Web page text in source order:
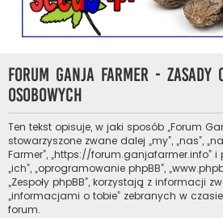
Forum Ganja Farmer -
osobowych
Ten tekst opisuje, w jaki sposób „Forum
stowarzyszone zwane dalej „my”, „nas”,
Farmer”, „https://forum.ganjafarmer.info” i
„ich”, „oprogramowanie phpBB”,
„Zespoły phpBB”, korzystają z informacji
„informacjami o tobie” zebranych w
forum.